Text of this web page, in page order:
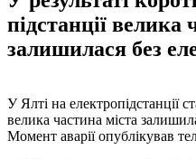
підстанції велика
залишилася без
У Ялті на електропідстанції
велика частина міста
Момент аварії опублікував